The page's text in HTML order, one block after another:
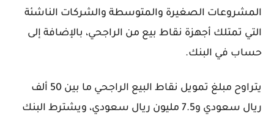
المشروعات الصغيرة والمتوسطة والشركات الناشئة
التي تمتلك أجهزة نقاط بيع من الراجحي، بالإضافة إلى
حساب في البنك.
يتراوح مبلغ تمويل نقاط البيع الراجحي ما بين 50 ألف
ريال سعودي و7.5 مليون ريال سعودي، ويشترط البنك